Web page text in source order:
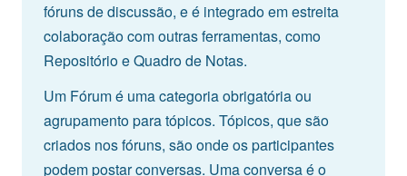
fóruns de discussão, e é integrado em estreita
colaboração com outras ferramentas, como
Repositório e Quadro de Notas.
Um Fórum é uma categoria obrigatória ou
agrupamento para tópicos. Tópicos, que são
criados nos fóruns, são onde os participantes
podem postar conversas. Uma conversa é o